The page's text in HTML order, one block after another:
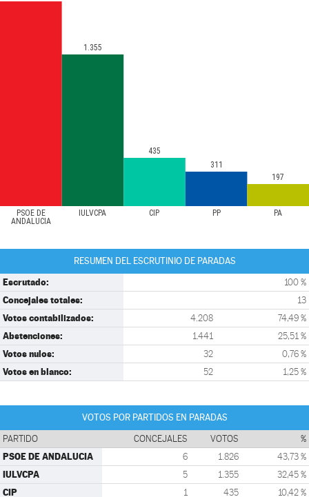
PSOE DE
ANDALUCIA
IULVCPA CIP PP PA
1.355
435
311
197
RESUMEN DEL ESCRUTINIO DE PARADAS
Escrutado: 100 %
Concejales totales: 13
Votos contabilizados: 4.208 74,49 %
Abstenciones: 1.441 25,51 %
Votos nulos: 32 0,76 %
Votos en blanco: 52 1,25 %
VOTOS POR PARTIDOS EN PARADAS
PARTIDO CONCEJALES VOTOS %
PSOE DE ANDALUCIA 6 1.826 43,73 %
IULVCPA 5 1.355 32,45 %
CIP 1 435 10,42 %